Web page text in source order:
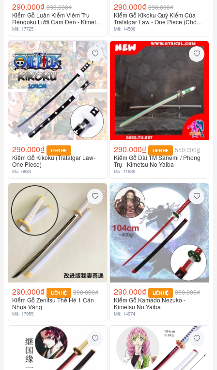
290.000₫ 390.000₫
Kiếm Gỗ Luân Kiếm Viêm Trụ
Rengoku Lưỡi Cam Đen - Kimetsu
No Yaiba
Mã: 17725
290.000₫ 390.000₫
Kiếm Gỗ Kikoku Quỷ Kiếm Của
Trafalgar Law - One Piece (Chó
Đốm) Dài 1M
Mã: 14506
290.000₫ LIÊN HỆ
Kiếm Gỗ Kikoku (Trafalgar Law-
One Piece)
Mã: 6883
290.000₫ LIÊN HỆ
550.000₫
Kiếm Gỗ Dài 1M Sanemi / Phong
Trụ - Kimetsu No Yaiba
Mã: 11889
290.000₫ LIÊN HỆ
390.000₫
Kiếm Gỗ Zenitsu Thế Hệ 1 Cán
Nhựa Vàng
Mã: 17955
290.000₫ LIÊN HỆ
390.000₫
Kiếm Gỗ Kamado Nezuko -
Kimetsu No Yaiba
Mã: 14974